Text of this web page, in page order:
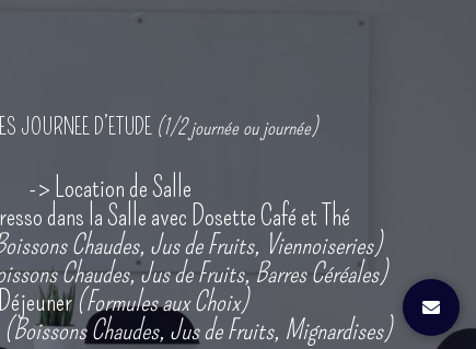
JOURNEE D’ETUDE (1/2 journée ou journée)
-> Location de Salle
dans la Salle avec Dosette Café et Thé
Chaudes, Jus de Fruits, Viennoiseries)
Chaudes, Jus de Fruits, Barres Céréales)
(Formules aux Choix)
(Boissons Chaudes, Jus de Fruits, Mignardises)